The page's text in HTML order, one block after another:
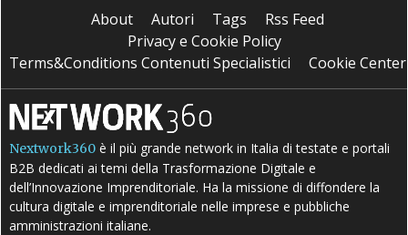
About Autori Tags
Rss Feed
Privacy e Cookie Policy
Terms&Conditions Contenuti Specialistici
Cookie Center
Nextwork360 è il più grande network in Italia di testate e portali
B2B dedicati ai temi della Trasformazione Digitale e
dell’Innovazione Imprenditoriale. Ha la missione di diffondere la
cultura digitale e imprenditoriale nelle imprese e pubbliche
amministrazioni italiane.